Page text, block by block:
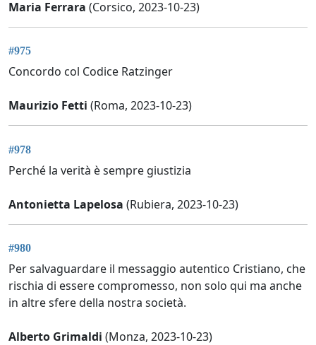
Maria Ferrara (Corsico, 2023-10-23)
#975
Concordo col Codice Ratzinger
Maurizio Fetti (Roma, 2023-10-23)
#978
Perché la verità è sempre giustizia
Antonietta Lapelosa (Rubiera, 2023-10-23)
#980
Per salvaguardare il messaggio autentico Cristiano, che
rischia di essere compromesso, non solo qui ma anche
in altre sfere della nostra società.
Alberto Grimaldi (Monza, 2023-10-23)